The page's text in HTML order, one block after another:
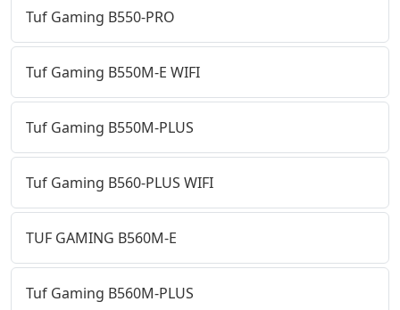
Tuf Gaming B550-PRO
Tuf Gaming B550M-E WIFI
Tuf Gaming B550M-PLUS
Tuf Gaming B560-PLUS WIFI
TUF GAMING B560M-E
Tuf Gaming B560M-PLUS